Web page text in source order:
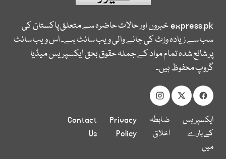
express.pkخبروں اور حالات حاضرہ سے متعلق پاکستان کی
سب سے زیادہ وزٹ کی جانے والی ویب سائٹ ہے۔ اس ویب سائٹ
پر شائع شدہ تمام مواد کے جملہ حقوق بحق ایکسپریس میڈیا
گروپ محفوظ ہیں۔
ایکسپریس
کے بارے
میں
ضابطہ
اخلاق
Privacy
Policy
Contact
Us